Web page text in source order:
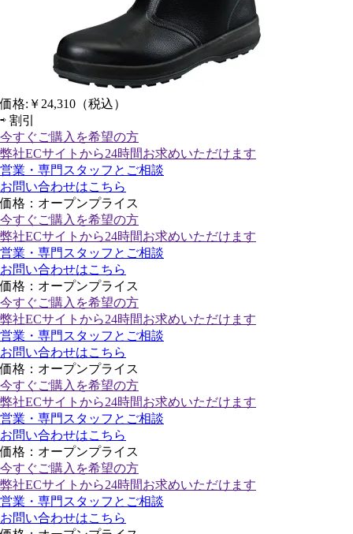
価格: ￥24,310 （税込）
⇨ 割引
今すぐご購入 を希望の方
弊社ECサイトから24時間お求めいただけます
営業・専門スタッフとご相談
お問い合わせはこちら
価格：オープンプライス
今すぐご購入 を希望の方
弊社ECサイトから24時間お求めいただけます
営業・専門スタッフとご相談
お問い合わせはこちら
価格：オープンプライス
今すぐご購入 を希望の方
弊社ECサイトから24時間お求めいただけます
営業・専門スタッフとご相談
お問い合わせはこちら
価格：オープンプライス
今すぐご購入 を希望の方
弊社ECサイトから24時間お求めいただけます
営業・専門スタッフとご相談
お問い合わせはこちら
価格：オープンプライス
今すぐご購入 を希望の方
弊社ECサイトから24時間お求めいただけます
営業・専門スタッフとご相談
お問い合わせはこちら